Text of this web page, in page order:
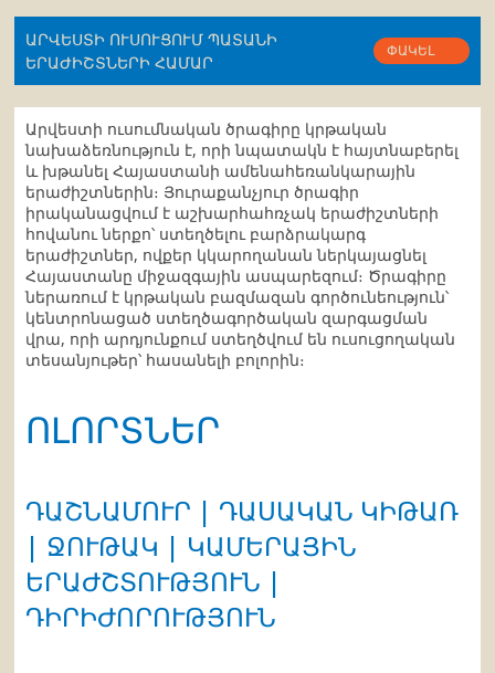
ԱՐՎԵՍՏԻ ՈՒՍՈՒՑՈՒՄ ՊԱՏԱՆԻ
ԵՐԱԺԻՇՏՆԵՐԻ ՀԱՄԱՐ
ՓԱԿԵԼ
Արվեստի ուսումնական ծրագիրը կրթական
նախաձեռնություն է, որի նպատակն է հայտնաբերել
և խթանել Հայաստանի ամենահեռանկարային
երաժիշտներին։ Յուրաքանչյուր ծրագիր
իրականացվում է աշխարհահռչակ երաժիշտների
հովանու ներքո՝ ստեղծելու բարձրակարգ
երաժիշտներ, ովքեր կկարողանան ներկայացնել
Հայաստանը միջազգային ասպարեզում։ Ծրագիրը
ներառում է կրթական բազմազան գործունեություն՝
կենտրոնացած ստեղծագործական զարգացման
վրա, որի արդյունքում ստեղծվում են ուսուցողական
տեսանյութեր՝ հասանելի բոլորին։
ՈԼՈՐՏՆԵՐ
ԴԱՇՆԱՄՈՒՐ | ԴԱՍԱԿԱՆ ԿԻԹԱՌ
| ՋՈՒԹԱԿ | ԿԱՄԵՐԱՅԻՆ
ԵՐԱԺՇՏՈՒԹՅՈՒՆ |
ԴԻՐԻԺՈՐՈՒԹՅՈՒՆ